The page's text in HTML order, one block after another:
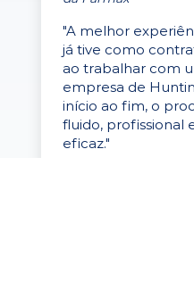
"A melhor
já tive como
ao trabalhar com
empresa de
início ao fim, o
fluido, profissional
eficaz."